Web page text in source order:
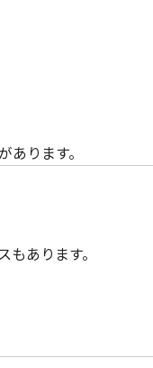
あります。
あります。